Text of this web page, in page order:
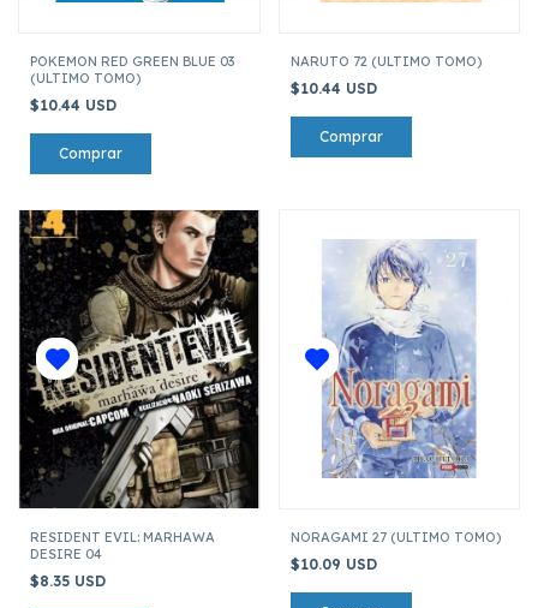
POKEMON RED GREEN BLUE 03
(ULTIMO TOMO)
$10.44 USD
NARUTO 72 (ULTIMO TOMO)
$10.44 USD
RESIDENT EVIL: MARHAWA
DESIRE 04
$8.35 USD
NORAGAMI 27 (ULTIMO TOMO)
$10.09 USD